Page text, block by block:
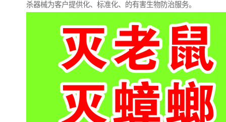
杀器械为客户提供化、标准化、的有害生物防治服务。